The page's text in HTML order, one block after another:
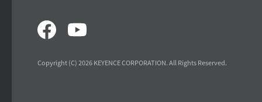
Copyright (C) 2026 KEYENCE CORPORATION. All Rights Reserved.